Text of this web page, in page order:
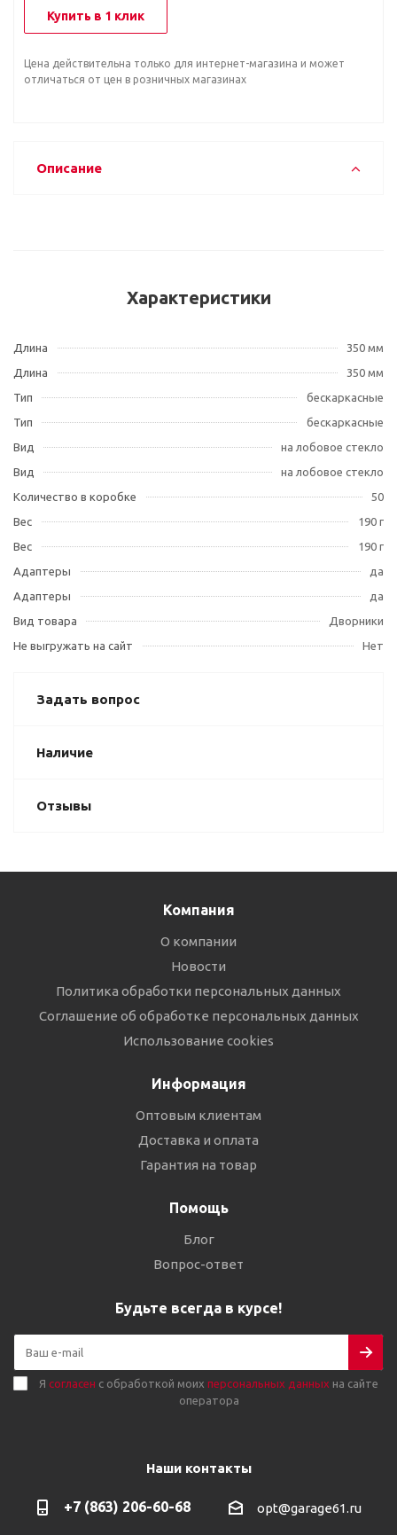
Купить в 1 клик
Цена действительна только для интернет-магазина и может
отличаться от цен в розничных магазинах
Описание
Характеристики
Длина
350 мм
Длина
350 мм
Тип
бескаркасные
Тип
бескаркасные
Вид
на лобовое стекло
Вид
на лобовое стекло
Количество в коробке
50
Вес
190 г
Вес
190 г
Адаптеры
да
Адаптеры
да
Вид товара
Дворники
Не выгружать на сайт
Нет
Задать вопрос
Наличие
Отзывы
Компания
О компании
Новости
Политика обработки персональных данных
Соглашение об обработке персональных данных
Использование cookies
Информация
Оптовым клиентам
Доставка и оплата
Гарантия на товар
Помощь
Блог
Вопрос-ответ
Будьте всегда в курсе!
Я согласен с обработкой моих персональных данных на сайте
оператора
Наши контакты
+7 (863) 206-60-68 opt@garage61.ru